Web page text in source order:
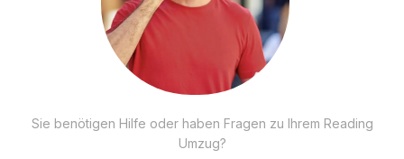
Sie benötigen Hilfe oder haben Fragen zu Ihrem Reading
Umzug?